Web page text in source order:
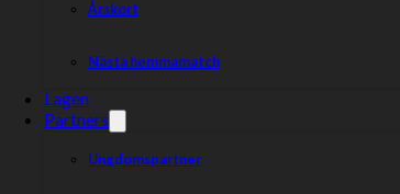
Årskort
Nästa hemmamatch
Lagen
Partners
Ungdomspartner